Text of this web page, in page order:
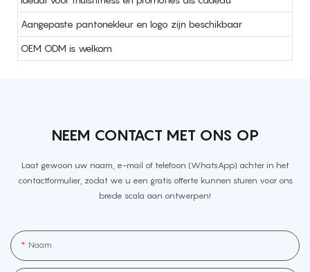
Aangepaste pantonekleur en logo zijn beschikbaar
OEM ODM is welkom
NEEM CONTACT MET ONS OP
Laat gewoon uw naam, e-mail of telefoon (WhatsApp) achter in het
contactformulier, zodat we u een gratis offerte kunnen sturen voor ons
brede scala aan ontwerpen!
Naam